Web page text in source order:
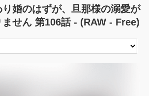
り婚のはずが、旦那様の溺愛が
ません 第106話 - (RAW - Free)